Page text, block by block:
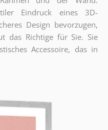
Eindruck eines 3D-
Design bevorzugen,
das Richtige für Sie. Sie
Accessoire, das in